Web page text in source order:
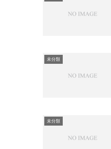
未分類
未分類